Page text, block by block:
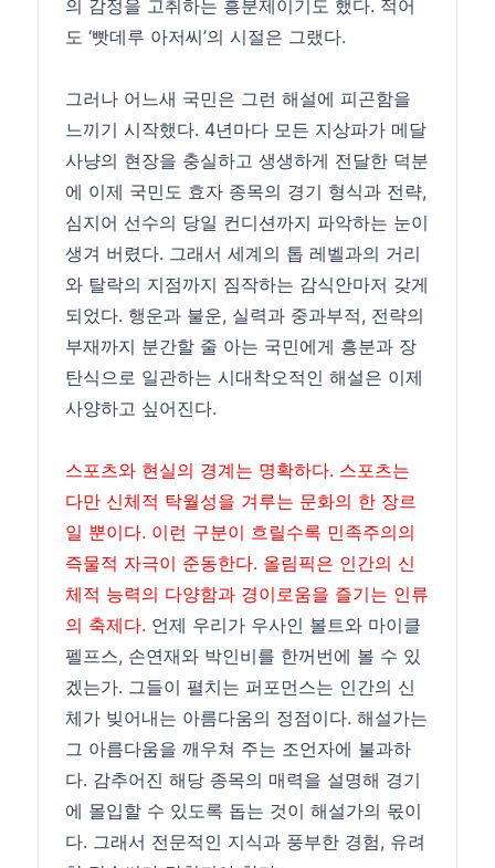
의 감정을 고취하는 흥분제이기도 했다. 적어
도 ‘빳데루 아저씨’의 시절은 그랬다.
그러나 어느새 국민은 그런 해설에 피곤함을
느끼기 시작했다. 4년마다 모든 지상파가 메달
사냥의 현장을 충실하고 생생하게 전달한 덕분
에 이제 국민도 효자 종목의 경기 형식과 전략,
심지어 선수의 당일 컨디션까지 파악하는 눈이
생겨 버렸다. 그래서 세계의 톱 레벨과의 거리
와 탈락의 지점까지 짐작하는 감식안마저 갖게
되었다. 행운과 불운, 실력과 중과부적, 전략의
부재까지 분간할 줄 아는 국민에게 흥분과 장
탄식으로 일관하는 시대착오적인 해설은 이제
사양하고 싶어진다.
스포츠와 현실의 경계는 명확하다. 스포츠는
다만 신체적 탁월성을 겨루는 문화의 한 장르
일 뿐이다. 이런 구분이 흐릴수록 민족주의의
즉물적 자극이 준동한다. 올림픽은 인간의 신
체적 능력의 다양함과 경이로움을 즐기는 인류
의 축제다. 언제 우리가 우사인 볼트와 마이클
펠프스, 손연재와 박인비를 한꺼번에 볼 수 있
겠는가. 그들이 펼치는 퍼포먼스는 인간의 신
체가 빚어내는 아름다움의 정점이다. 해설가는
그 아름다움을 깨우쳐 주는 조언자에 불과하
다. 감추어진 해당 종목의 매력을 설명해 경기
에 몰입할 수 있도록 돕는 것이 해설가의 몫이
다. 그래서 전문적인 지식과 풍부한 경험, 유려